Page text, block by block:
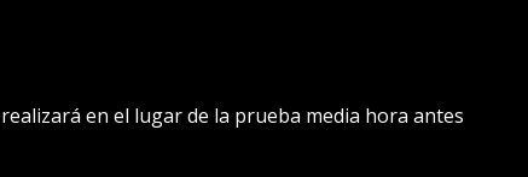
en el lugar de la prueba media hora antes